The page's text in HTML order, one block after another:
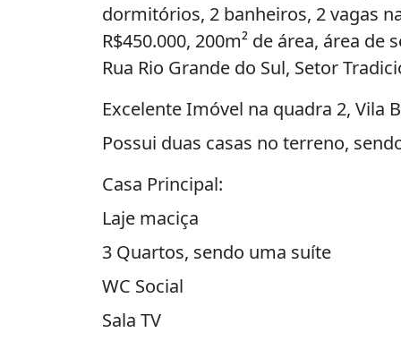
dormitórios, 2 banheiros, 2 vagas
R$450.000, 200m² de área, área de
Rua Rio Grande do Sul, Setor
Excelente Imóvel na quadra 2, Vila
Possui duas casas no terreno,
Casa Principal:
Laje maciça
3 Quartos, sendo uma suíte
WC Social
Sala TV